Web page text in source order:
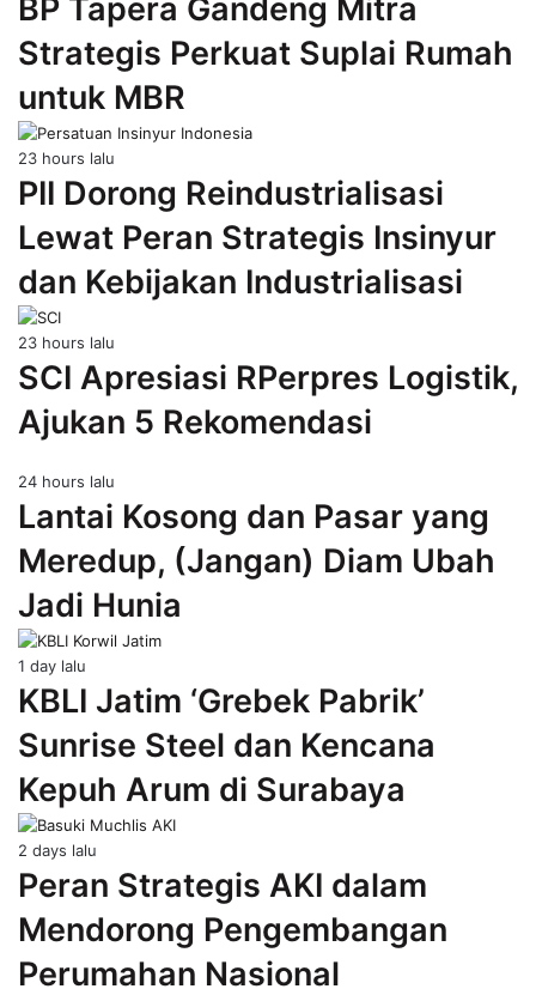
BP Tapera Gandeng Mitra
Strategis Perkuat Suplai Rumah
untuk MBR
23 hours lalu
PII Dorong Reindustrialisasi
Lewat Peran Strategis Insinyur
dan Kebijakan Industrialisasi
23 hours lalu
SCI Apresiasi RPerpres Logistik,
Ajukan 5 Rekomendasi
24 hours lalu
Lantai Kosong dan Pasar yang
Meredup, (Jangan) Diam Ubah
Jadi Hunia
1 day lalu
KBLI Jatim ‘Grebek Pabrik’
Sunrise Steel dan Kencana
Kepuh Arum di Surabaya
2 days lalu
Peran Strategis AKI dalam
Mendorong Pengembangan
Perumahan Nasional